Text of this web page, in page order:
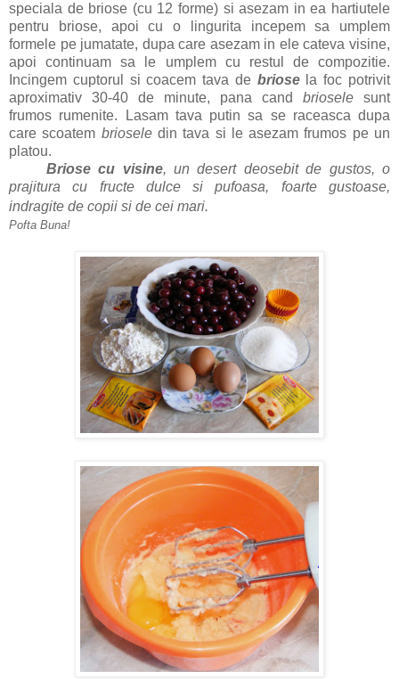
speciala de briose (cu 12 forme) si asezam in ea hartiutele
pentru briose, apoi cu o lingurita incepem sa umplem
formele pe jumatate, dupa care asezam in ele cateva visine,
apoi continuam sa le umplem cu restul de compozitie.
Incingem cuptorul si coacem tava de briosela foc potrivit
aproximativ 30-40 de minute, pana cand briosele sunt
frumos rumenite. Lasam tava putin sa se raceasca dupa
care scoatem brioseledin tava si le asezam frumos pe un
platou.
Briose cu visine, un desert deosebit de gustos, o
prajitura cu fructe dulce si pufoasa, foarte gustoase,
indragite de copii si de cei mari.
Pofta Buna!